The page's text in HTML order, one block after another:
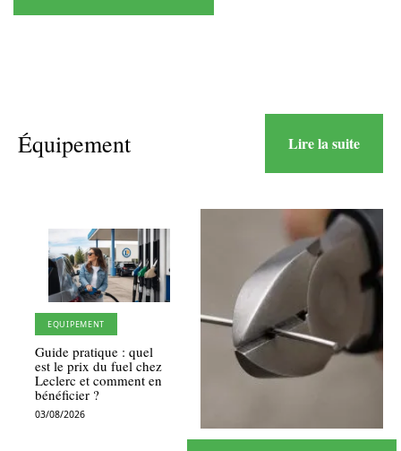
Équipement Lire la suite
EQUIPEMENT
Guide pratique : quel
est le prix du fuel chez
Leclerc et comment en
bénéficier ?
03/08/2026